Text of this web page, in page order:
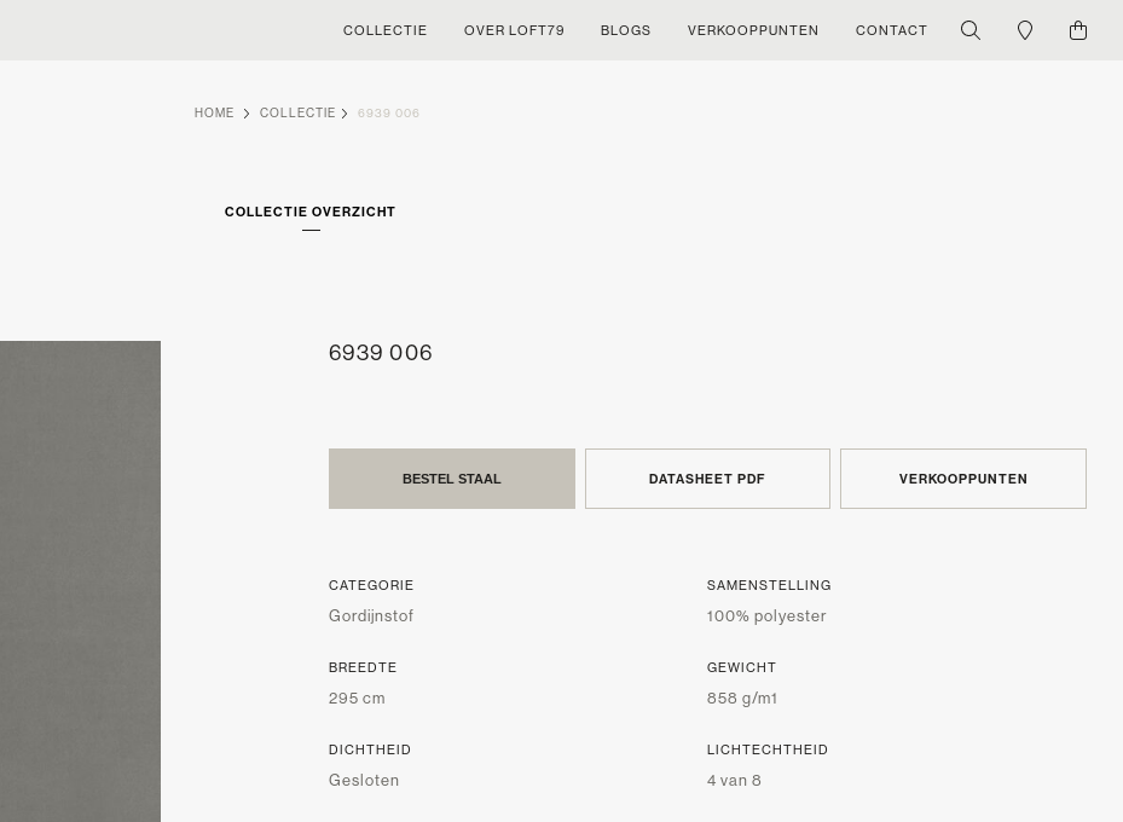
COLLECTIE OVER LOFT79 BLOGS VERKOOPPUNTEN CONTACT
HOME COLLECTIE 6939 006
COLLECTIE OVERZICHT
6939 006
BESTEL STAAL DATASHEET PDF VERKOOPPUNTEN
CATEGORIE
Gordijnstof
SAMENSTELLING
100% polyester
BREEDTE
295 cm
GEWICHT
858 g/m1
DICHTHEID
Gesloten
LICHTECHTHEID
4 van 8